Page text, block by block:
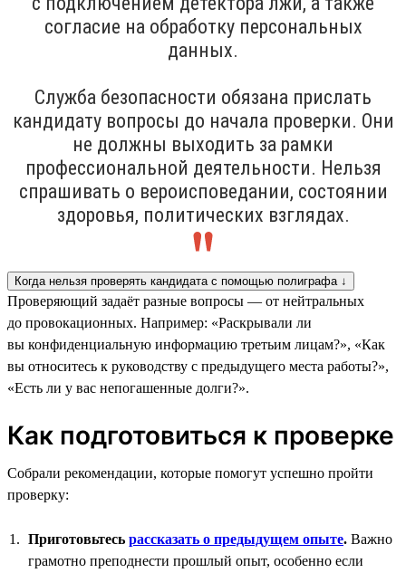
согласие на обработку персональных
данных.
Служба безопасности обязана прислать
кандидату вопросы до начала проверки. Они
не должны выходить за рамки
профессиональной деятельности. Нельзя
спрашивать о вероисповедании, состоянии
здоровья, политических взглядах.
Когда нельзя проверять кандидата с помощью полиграфа ↓
Проверяющий задаёт разные вопросы — от нейтральных
до провокационных. Например: «Раскрывали ли
вы конфиденциальную информацию третьим лицам?», «Как
вы относитесь к руководству с предыдущего места работы?»,
«Есть ли у вас непогашенные долги?».
Как подготовиться к проверке
Собрали рекомендации, которые помогут успешно пройти
проверку:
Приготовьтесь рассказать о предыдущем опыте. Важно
грамотно преподнести прошлый опыт, особенно если